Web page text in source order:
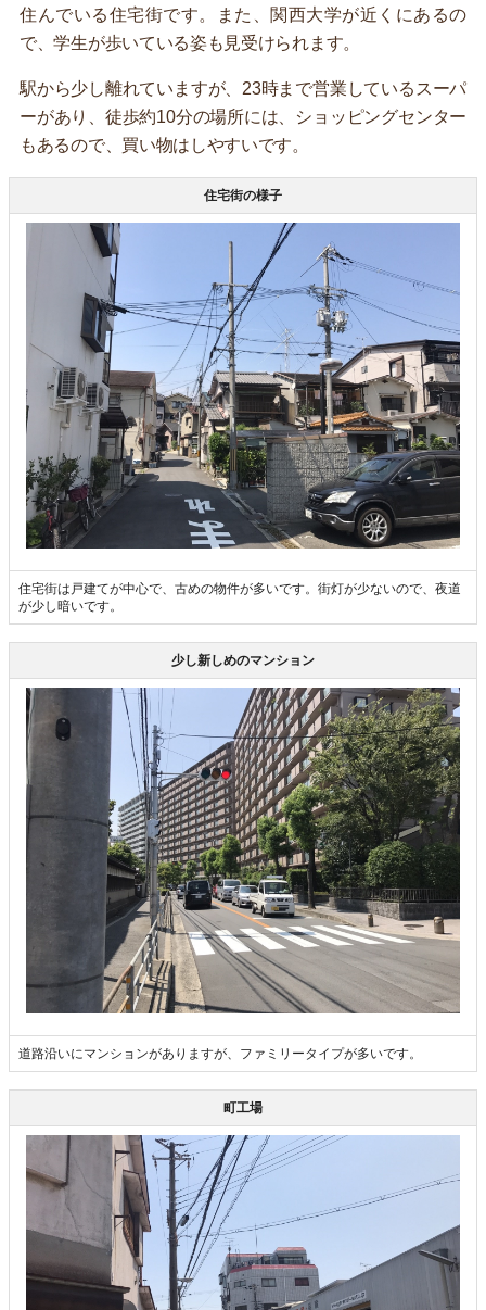
住んでいる住宅街です。また、関西大学が近くにあるの
で、学生が歩いている姿も見受けられます。
駅から少し離れていますが、23時まで営業しているスーパ
ーがあり、徒歩約10分の場所には、ショッピングセンター
もあるので、買い物はしやすいです。
住宅街の様子
住宅街は戸建てが中心で、古めの物件が多いです。街灯が少ないので、夜道
が少し暗いです。
少し新しめのマンション
道路沿いにマンションがありますが、ファミリータイプが多いです。
町工場